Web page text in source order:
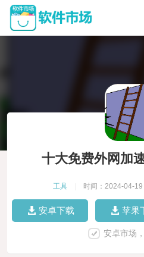
十大免费外网加
工具 时间：2024-04-19
安卓下载 苹果
安卓市场